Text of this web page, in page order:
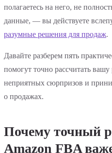
полагаетесь на него, не
данные, — вы действуете
разумные решения для продаж.
Давайте разберем пять
помогут точно рассчитать
неприятных сюрпризов и
о продажах.
Почему точный
Amazon FBA